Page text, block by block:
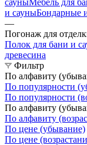
и сауныБондарные
—
Погонаж для
Полок для бани и
древесина
Фильтр
По алфавиту
По популярности
По популярности
По алфавиту
По алфавиту
По цене (убывание)
По цене